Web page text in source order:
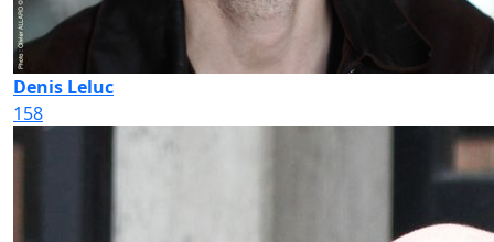
Denis Leluc
158